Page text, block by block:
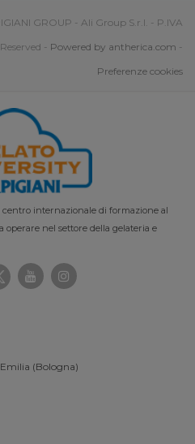
GROUP - Ali Group S.r.l. - P.IVA
- Powered by antherica.com -
Preferenze cookies
internazionale di formazione al
operare nel settore della gelateria e
(Bologna)